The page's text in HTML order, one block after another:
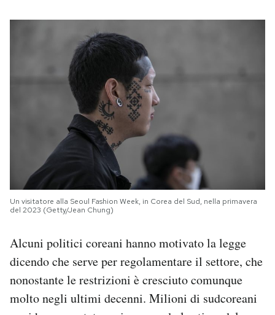
Un visitatore alla Seoul Fashion Week, in Corea del Sud, nella primavera
del 2023 (Getty/Jean Chung)
Alcuni politici coreani hanno motivato la legge
dicendo che serve per regolamentare il settore, che
nonostante le restrizioni è cresciuto comunque
molto negli ultimi decenni. Milioni di sudcoreani